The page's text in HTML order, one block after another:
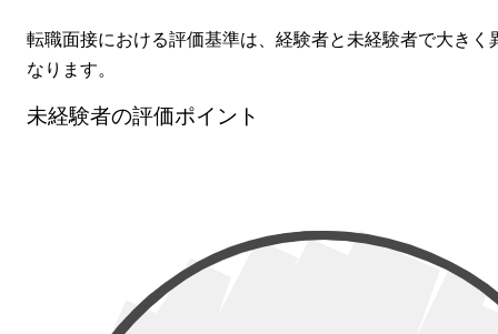
転職面接における評価基準は、経験者と未経験者で大きく
なります。
未経験者の評価ポイント